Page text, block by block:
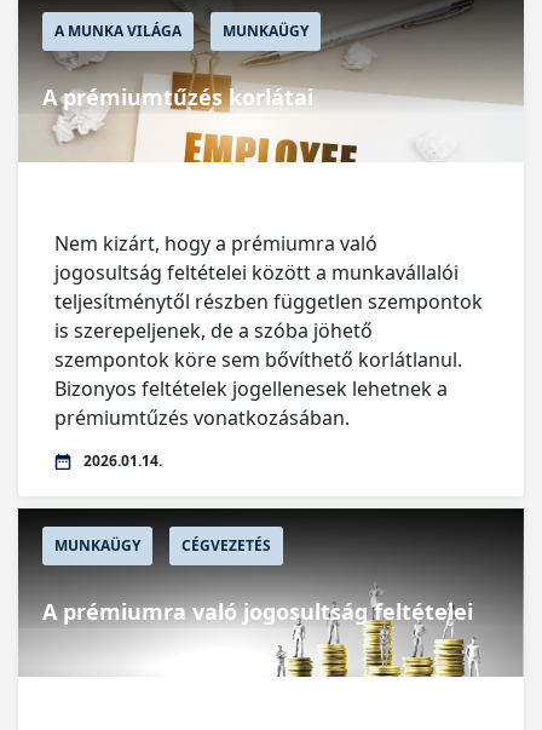
A MUNKA VILÁGA MUNKAÜGY
A prémiumtűzés korlátai
Nem kizárt, hogy a prémiumra való
jogosultság feltételei között a munkavállalói
teljesítménytől részben független szempontok
is szerepeljenek, de a szóba jöhető
szempontok köre sem bővíthető korlátlanul.
Bizonyos feltételek jogellenesek lehetnek a
prémiumtűzés vonatkozásában.
2026.01.14.
MUNKAÜGY CÉGVEZETÉS
A prémiumra való jogosultság feltételei